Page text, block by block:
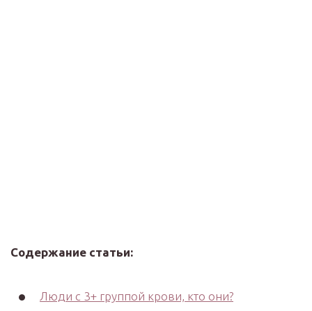
Содержание статьи:
Люди с 3+ группой крови, кто они?